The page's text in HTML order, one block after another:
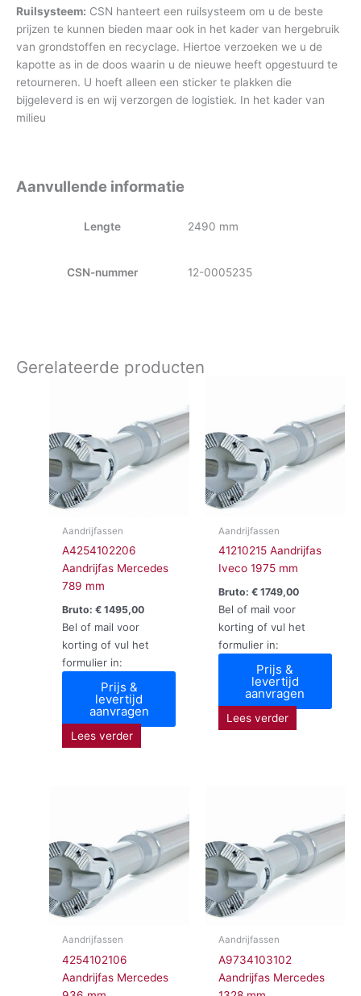
Ruilsysteem: CSN hanteert een ruilsysteem om u de beste
prijzen te kunnen bieden maar ook in het kader van hergebruik
van grondstoffen en recyclage. Hiertoe verzoeken we u de
kapotte as in de doos waarin u de nieuwe heeft opgestuurd te
retourneren. U hoeft alleen een sticker te plakken die
bijgeleverd is en wij verzorgen de logistiek. In het kader van
milieu
Aanvullende informatie
Lengte 2490 mm
CSN-nummer 12-0005235
Gerelateerde producten
Aandrijfassen
A4254102206
Aandrijfas Mercedes
789 mm
Bruto:€ 1495,00
Bel of mail voor
korting of vul het
formulier in:
Prijs &
levertijd
aanvragen
Lees verder
Aandrijfassen
41210215 Aandrijfas
Iveco 1975 mm
Bruto: €1749,00
Bel of mail voor
korting of vul het
formulier in:
Prijs &
levertijd
aanvragen
Lees verder
Aandrijfassen
4254102106
Aandrijfas Mercedes
Aandrijfassen
A9734103102
Aandrijfas Mercedes